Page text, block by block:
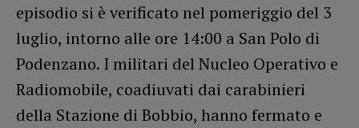
episodio si è verificato nel pomeriggio del 3
luglio, intorno alle ore 14:00 a San Polo di
Podenzano. I militari del Nucleo Operativo e
Radiomobile, coadiuvati dai carabinieri
della Stazione di Bobbio, hanno fermato e